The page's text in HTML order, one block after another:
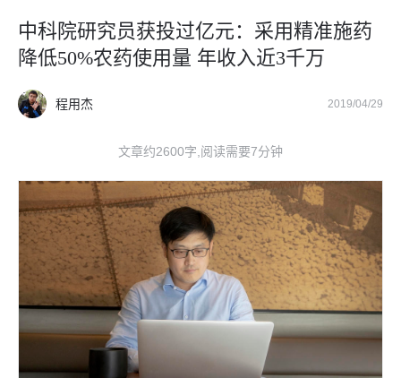
中科院研究员获投过亿元：采用精准施药
降低50%农药使用量 年收入近3千万
程用杰 2019/04/29
文章约2600字,阅读需要7分钟